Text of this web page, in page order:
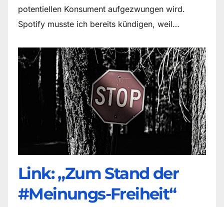
potentiellen Konsument aufgezwungen wird.
Spotify musste ich bereits kündigen, weil…
Link: „Zum Stand der
#Meinungs-Freiheit“